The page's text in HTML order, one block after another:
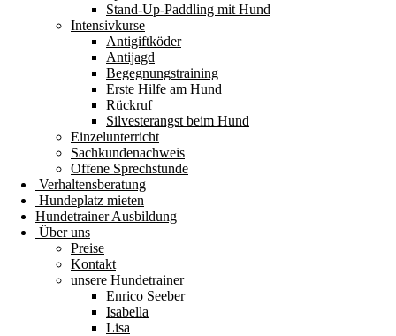
Stand-Up-Paddling mit Hund
Intensivkurse
Antigiftköder
Antijagd
Begegnungstraining
Erste Hilfe am Hund
Rückruf
Silvesterangst beim Hund
Einzelunterricht
Sachkundenachweis
Offene Sprechstunde
Verhaltensberatung
Hundeplatz mieten
Hundetrainer Ausbildung
Über uns
Preise
Kontakt
unsere Hundetrainer
Enrico Seeber
Isabella
Lisa